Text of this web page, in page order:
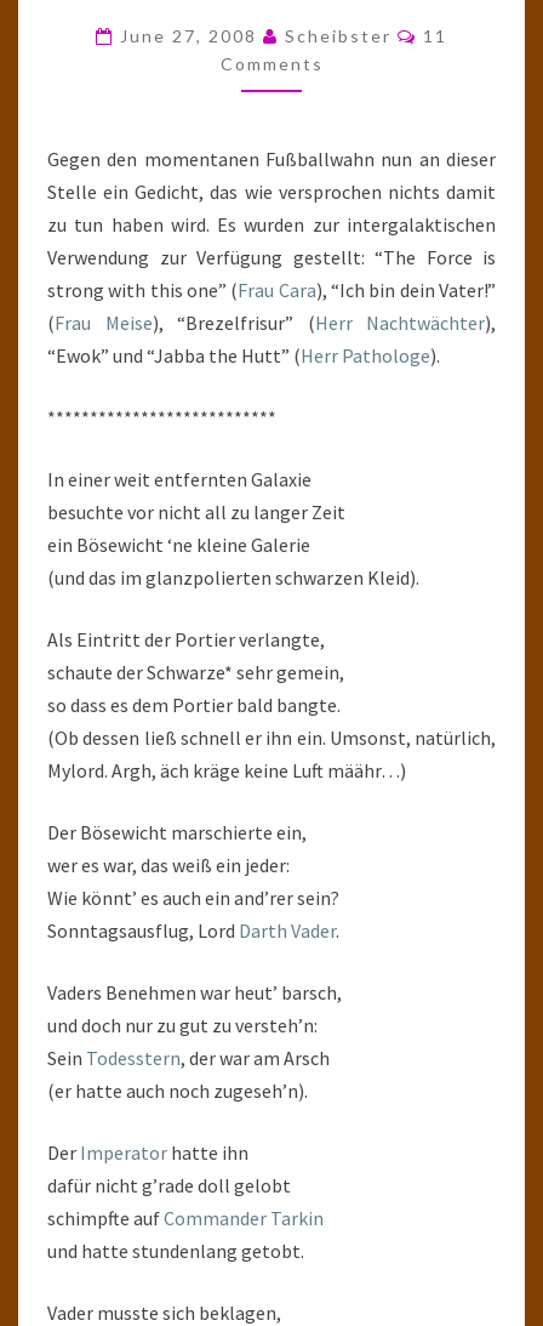
DIE
STRASSENBAHN V
ON A
June 27, 2008 Scheibster Comments
11
Comments
Gegen den momentanen Fußballwahn nun an dieser
Stelle ein Gedicht, das wie versprochen nichts damit
zu tun haben wird. Es wurden zur intergalaktischen
Verwendung zur Verfügung gestellt: “The Force is
strong with this one” (Frau Cara), “Ich bin dein Vater!”
(Frau Meise), “Brezelfrisur” (Herr Nachtwächter),
“Ewok” und “Jabba the Hutt” (Herr Pathologe).
***************************
In einer weit entfernten Galaxie
besuchte vor nicht all zu langer Zeit
ein Bösewicht ‘ne kleine Galerie
(und das im glanzpolierten schwarzen Kleid).
Als Eintritt der Portier verlangte,
schaute der Schwarze* sehr gemein,
so dass es dem Portier bald bangte.
(Ob dessen ließ schnell er ihn ein. Umsonst, natürlich,
Mylord. Argh, äch kräge keine Luft määhr…)
Der Bösewicht marschierte ein,
wer es war, das weiß ein jeder:
Wie könnt’ es auch ein and’rer sein?
Sonntagsausflug, Lord Darth Vader.
Vaders Benehmen war heut’ barsch,
und doch nur zu gut zu versteh’n:
Sein Todesstern, der war am Arsch
(er hatte auch noch zugeseh’n).
Der Imperator hatte ihn
dafür nicht g’rade doll gelobt
schimpfte aufCommander Tarkin
und hatte stundenlang getobt.
Vader musste sich beklagen,